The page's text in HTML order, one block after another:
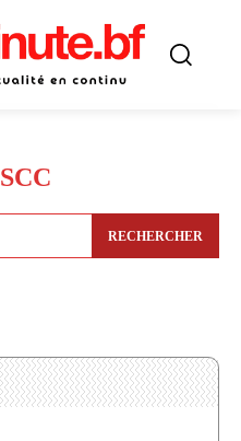
SCC
RECHERCHER